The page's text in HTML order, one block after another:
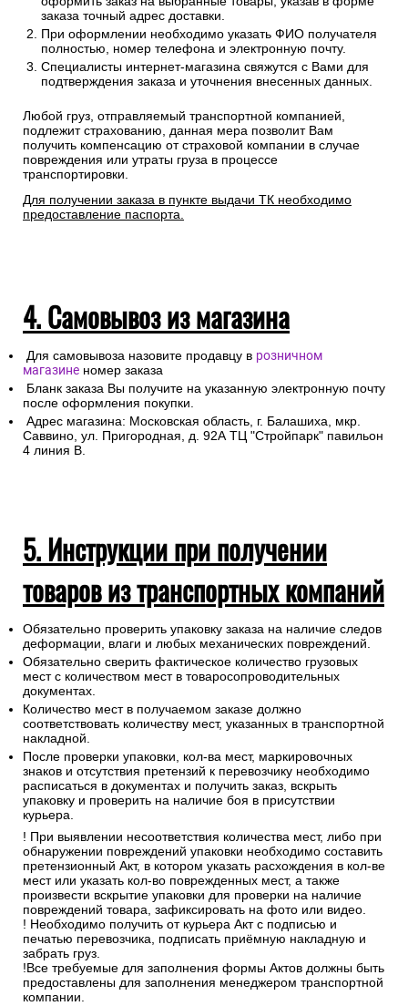
заказа точный адрес доставки.
При оформлении необходимо указать ФИО получателя
полностью, номер телефона и электронную почту.
Специалисты интернет-магазина свяжутся с Вами для
подтверждения заказа и уточнения внесенных данных.
Любой груз, отправляемый транспортной компанией,
подлежит страхованию, данная мера позволит Вам
получить компенсацию от страховой компании в случае
повреждения или утраты груза в процессе
транспортировки.
Для получении заказа в пункте выдачи ТК необходимо
предоставление паспорта.
4. Самовывоз из магазина
Для самовывоза назовите продавцу в розничном
магазине номер заказа
Бланк заказа Вы получите на указанную электронную почту
после оформления покупки.
Адрес магазина: Московская область, г. Балашиха, мкр.
Саввино, ул. Пригородная, д. 92А ТЦ "Стройпарк" павильон
4 линия В.
5. Инструкции при получении
товаров из транспортных компаний
Обязательно проверить упаковку заказа на наличие следов
деформации, влаги и любых механических повреждений.
Обязательно сверить фактическое количество грузовых
мест с количеством мест в товаросопроводительных
документах.
Количество мест в получаемом заказе должно
соответствовать количеству мест, указанных в транспортной
накладной.
После проверки упаковки, кол-ва мест, маркировочных
знаков и отсутствия претензий к перевозчику необходимо
расписаться в документах и получить заказ, вскрыть
упаковку и проверить на наличие боя в присутствии
курьера.
! При выявлении несоответствия количества мест, либо при
обнаружении повреждений упаковки необходимо составить
претензионный Акт, в котором указать расхождения в кол-ве
мест или указать кол-во поврежденных мест, а также
произвести вскрытие упаковки для проверки на наличие
повреждений товара, зафиксировать на фото или видео.
! Необходимо получить от курьера Акт с подписью и
печатью перевозчика, подписать приёмную накладную и
забрать груз.
!Все требуемые для заполнения формы Актов должны быть
предоставлены для заполнения менеджером транспортной
компании.